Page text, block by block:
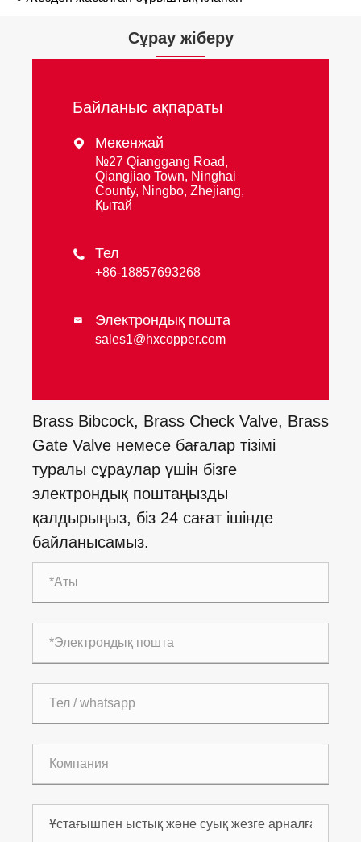
Сұрау жіберу
Байланыс ақпараты
 Мекенжай
№27 Qianggang Road,
Qiangjiao Town, Ninghai
County, Ningbo, Zhejiang,
Қытай
 Тел
+86-18857693268
 Электрондық пошта
sales1@hxcopper.com
Brass Bibcock, Brass Check Valve, Brass
Gate Valve немесе бағалар тізімі
туралы сұраулар үшін бізге
электрондық поштаңызды
қалдырыңыз, біз 24 сағат ішінде
байланысамыз.